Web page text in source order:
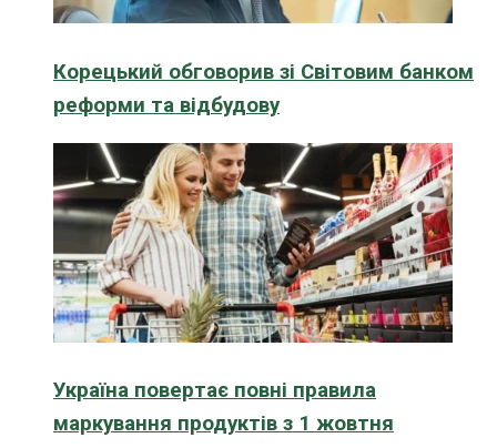
Корецький обговорив зі Світовим банком
реформи та відбудову
Україна повертає повні правила
маркування продуктів з 1 жовтня